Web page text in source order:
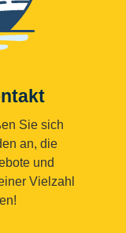
Sie sich
an, die
und
Vielzahl